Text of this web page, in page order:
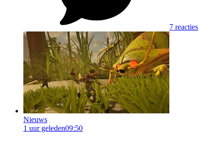
7 reacties
Nieuws
1 uur geleden09:50